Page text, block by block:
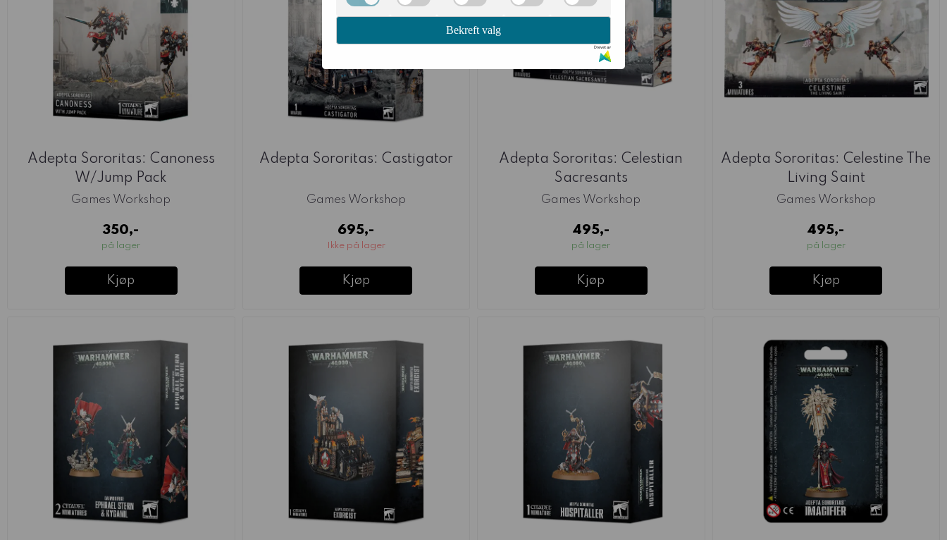
Adepta Sororitas: Canoness
W/Jump Pack
Games Workshop
350,-
på lager
Kjøp
Adepta Sororitas: Castigator
Games Workshop
695,-
Ikke på lager
Kjøp
Adepta Sororitas: Celestian
Sacresants
Games Workshop
495,-
på lager
Kjøp
Adepta Sororitas: Celestine The
Living Saint
Games Workshop
495,-
på lager
Kjøp
Bekreft valg
Drevet av